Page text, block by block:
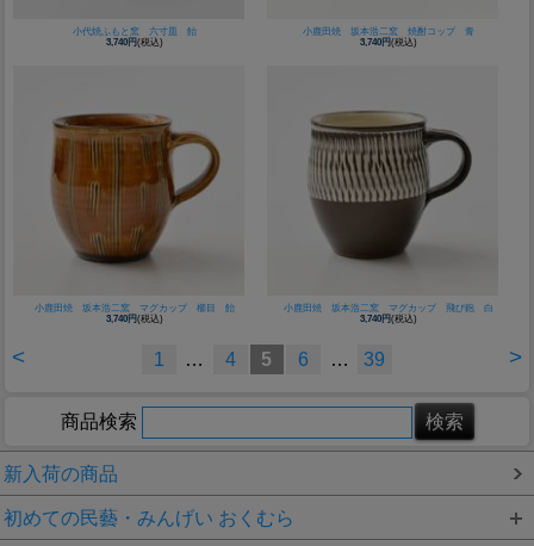
小代焼ふもと窯 六寸皿 飴
3,740円(税込)
小鹿田焼 坂本浩二窯 焼酎コップ 青
3,740円(税込)
小鹿田焼 坂本浩二窯 マグカップ 櫛目 飴
3,740円(税込)
小鹿田焼 坂本浩二窯 マグカップ 飛び鉋 白
3,740円(税込)
< >
1 … 4 5 6 … 39
商品検索
新入荷の商品
初めての民藝・みんげい おくむら